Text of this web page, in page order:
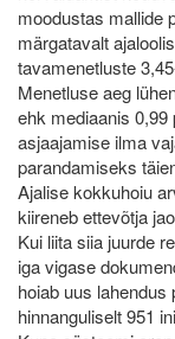
moodustas mallide
märgatavalt
tavamenetluste
Menetluse aeg
ehk mediaanis
asjaajamise ilma
parandamiseks
Ajalise kokkuhoiu
kiireneb ettevõtja
Kui liita siia juurde
iga vigase
hoiab uus
hinnanguliselt 951